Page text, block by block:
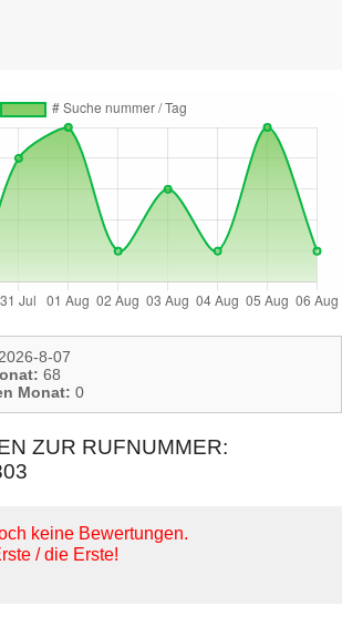
2026-8-07
68
Monat: 0
ZUR RUFNUMMER:
keine Bewertungen.
/ die Erste!